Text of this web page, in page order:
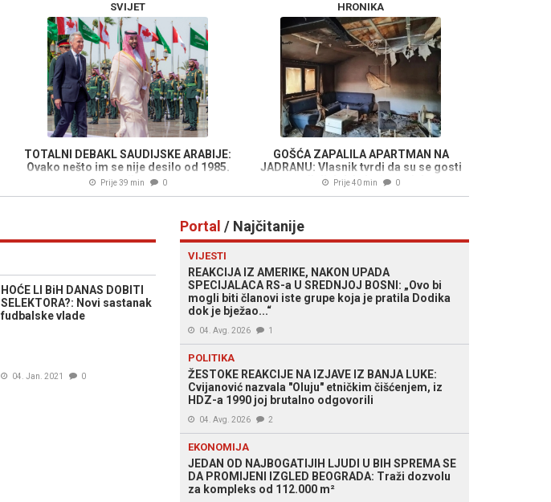
SVIJET
TOTALNI DEBAKL SAUDIJSKE ARABIJE:
Ovako nešto im se nije desilo od 1985.
godine
Prije 39 min 0
HRONIKA
GOŠĆA ZAPALILA APARTMAN NA
JADRANU: Vlasnik tvrdi da su se gosti
smijali dok je kuća gorjela
Prije 40 min 0
HOĆE LI BiH DANAS DOBITI
SELEKTORA?: Novi sastanak
fudbalske vlade
04. Jan. 2021 0
Portal / Najčitanije
VIJESTI
REAKCIJA IZ AMERIKE, NAKON UPADA
SPECIJALACA RS-a U SREDNJOJ BOSNI: „Ovo bi
mogli biti članovi iste grupe koja je pratila Dodika
dok je bježao...“
04. Avg. 2026 1
POLITIKA
ŽESTOKE REAKCIJE NA IZJAVE IZ BANJA LUKE:
Cvijanović nazvala "Oluju" etničkim čišćenjem, iz
HDZ-a 1990 joj brutalno odgovorili
04. Avg. 2026 2
EKONOMIJA
JEDAN OD NAJBOGATIJIH LJUDI U BIH SPREMA SE
DA PROMIJENI IZGLED BEOGRADA: Traži dozvolu
za kompleks od 112.000 m²